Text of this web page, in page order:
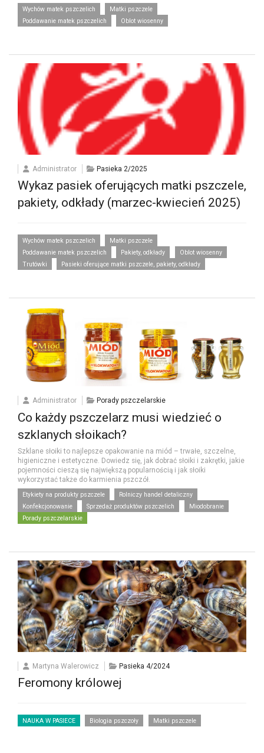
Wychów matek pszczelich
Matki pszczele
Poddawanie matek pszczelich
Oblot wiosenny
Administrator Pasieka 2/2025
Wykaz pasiek oferujących matki pszczele,
pakiety, odkłady (marzec-kwiecień 2025)
Wychów matek pszczelich
Matki pszczele
Poddawanie matek pszczelich
Pakiety, odkłady
Oblot wiosenny
Trutówki
Pasieki oferujące matki pszczele, pakiety, odkłady
Administrator Porady pszczelarskie
Co każdy pszczelarz musi wiedzieć o
szklanych słoikach?
Szklane słoiki to najlepsze opakowanie na miód – trwałe, szczelne,
higieniczne i estetyczne. Dowiedz się, jak dobrać słoiki i zakrętki, jakie
pojemności cieszą się największą popularnością i jak słoiki
wykorzystać także do karmienia pszczół.
Etykiety na produkty pszczele
Rolniczy handel detaliczny
Konfekcjonowanie
Sprzedaż produktów pszczelich
Miodobranie
Porady pszczelarskie
Martyna Walerowicz Pasieka 4/2024
Feromony królowej
NAUKA W PASIECE Biologia pszczoły Matki pszczele